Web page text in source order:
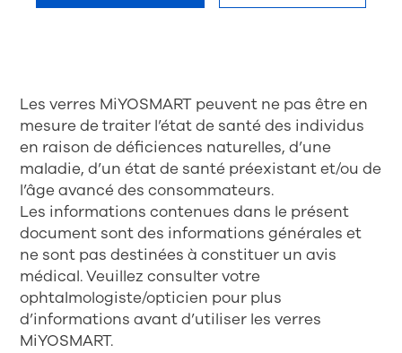
Les verres MiYOSMART peuvent ne pas être en
mesure de traiter l’état de santé des individus
en raison de déficiences naturelles, d’une
maladie, d’un état de santé préexistant et/ou de
l’âge avancé des consommateurs.
Les informations contenues dans le présent
document sont des informations générales et
ne sont pas destinées à constituer un avis
médical. Veuillez consulter votre
ophtalmologiste/opticien pour plus
d’informations avant d’utiliser les verres
MiYOSMART.